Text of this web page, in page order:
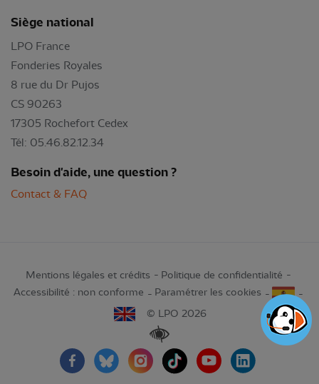
Siège national
LPO France
Fonderies Royales
8 rue du Dr Pujos
CS 90263
17305 Rochefort Cedex
Tél: 05.46.82.12.34
Besoin d'aide, une question ?
Contact & FAQ
Mentions légales et crédits
Politique de confidentialité
Accessibilité : non conforme
Paramétrer les cookies
© LPO 2026
Renforcer les contrastes